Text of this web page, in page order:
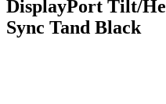
DisplayPort Tilt/
Sync Tand Black